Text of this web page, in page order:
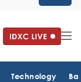
Technology